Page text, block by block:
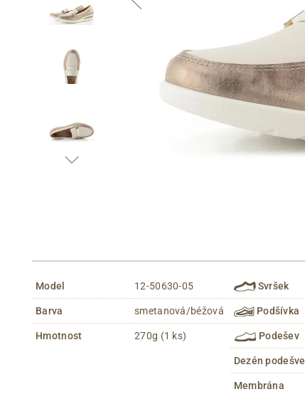
Informace o
Model 12-50630-05
Barva smetanová/béžová
Hmotnost 270g (1 ks)
Svršek
Podšívka
Podešev
Dezén podešve
Membrána